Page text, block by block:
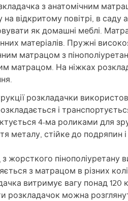
з анатомічним
на відкритому повітрі, в
як домашні меблі.
матеріалів. Пружні
матрацом з
матрацом. На ніжках
розкладачки
і
4-ма роликами для
металу, стійке до подряпин
жорсткого пінополіуретану
з матрацом в різних
витримує вагу понад 120
розкладачок можна